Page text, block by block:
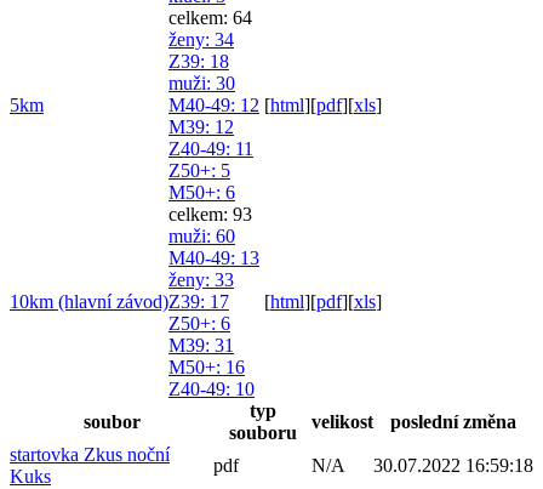
5km
celkem: 64
ženy: 34
Z39: 18
muži: 30
M40-49: 12
M39: 12
Z40-49: 11
Z50+: 5
M50+: 6
[html][pdf][xls]
10km (hlavní závod)
celkem: 93
muži: 60
M40-49: 13
ženy: 33
Z39: 17
Z50+: 6
M39: 31
M50+: 16
Z40-49: 10
[html][pdf][xls]
soubor
typ
souboru
velikost
poslední změna
startovka Zkus noční
Kuks
pdf N/A 30.07.2022 16:59:18